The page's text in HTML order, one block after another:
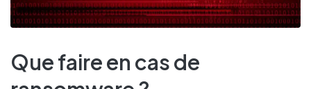
Que faire en cas de